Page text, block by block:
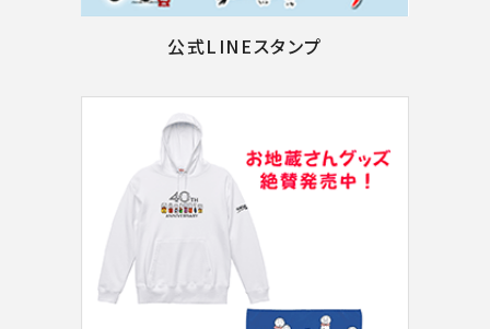
公式LINEスタンプ